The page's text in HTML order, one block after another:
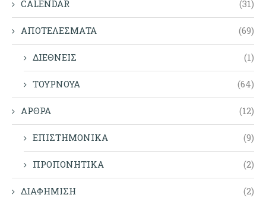
CALENDAR (31)
ΑΠΟΤΕΛΕΣΜΑΤΑ (69)
ΔΙΕΘΝΕΙΣ (1)
ΤΟΥΡΝΟΥΑ (64)
ΑΡΘΡΑ (12)
ΕΠΙΣΤΗΜΟΝΙΚΑ (9)
ΠΡΟΠΟΝΗΤΙΚΑ (2)
ΔΙΑΦΗΜΙΣΗ (2)